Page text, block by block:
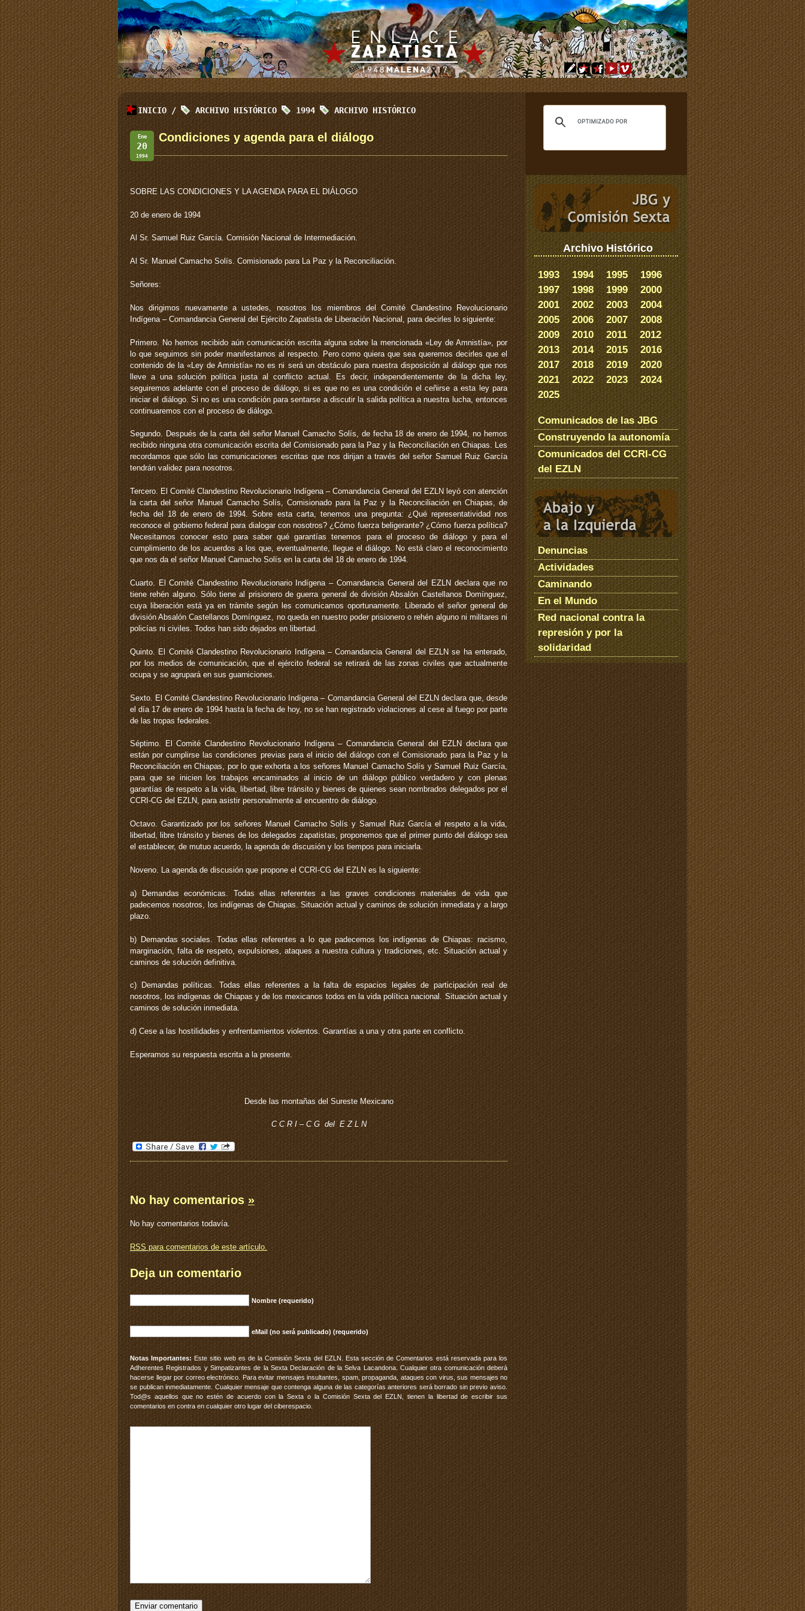
INICIO / ARCHIVO HISTÓRICO 1994 ARCHIVO HISTÓRICO
Ene
20
1994
Condiciones y agenda para el diálogo
SOBRE LAS CONDICIONES Y LA AGENDA PARA EL DIÁLOGO
20 de enero de 1994
Al Sr. Samuel Ruiz García. Comisión Nacional de Intermediación.
Al Sr. Manuel Camacho Solís. Comisionado para La Paz y la Reconciliación.
Señores:
Nos dirigimos nuevamente a ustedes, nosotros los miembros del Comité Clandestino Revolucionario
Indígena – Comandancia General del Ejército Zapatista de Liberación Nacional, para decirles lo siguiente:
Primero. No hemos recibido aún comunicación escrita alguna sobre la mencionada «Ley de Amnistía», por
lo que seguimos sin poder manifestarnos al respecto. Pero como quiera que sea queremos decirles que el
contenido de la «Ley de Amnistía» no es ni será un obstáculo para nuestra disposición al diálogo que nos
lleve a una solución política justa al conflicto actual. Es decir, independientemente de la dicha ley,
seguiremos adelante con el proceso de diálogo, si es que no es una condición el ceñirse a esta ley para
iniciar el diálogo. Si no es una condición para sentarse a discutir la salida política a nuestra lucha, entonces
continuaremos con el proceso de diálogo.
Segundo. Después de la carta del señor Manuel Camacho Solís, de fecha 18 de enero de 1994, no hemos
recibido ninguna otra comunicación escrita del Comisionado para la Paz y la Reconciliación en Chiapas. Les
recordamos que sólo las comunicaciones escritas que nos dirijan a través del señor Samuel Ruiz García
tendrán validez para nosotros.
Tercero. El Comité Clandestino Revolucionario Indígena – Comandancia General del EZLN leyó con atención
la carta del señor Manuel Camacho Solís, Comisionado para la Paz y la Reconciliación en Chiapas, de
fecha del 18 de enero de 1994. Sobre esta carta, tenemos una pregunta: ¿Qué representatividad nos
reconoce el gobierno federal para dialogar con nosotros? ¿Cómo fuerza beligerante? ¿Cómo fuerza política?
Necesitamos conocer esto para saber qué garantías tenemos para el proceso de diálogo y para el
cumplimiento de los acuerdos a los que, eventualmente, llegue el diálogo. No está claro el reconocimiento
que nos da el señor Manuel Camacho Solís en la carta del 18 de enero de 1994.
Cuarto. El Comité Clandestino Revolucionario Indígena – Comandancia General del EZLN declara que no
tiene rehén alguno. Sólo tiene al prisionero de guerra general de división Absalón Castellanos Domínguez,
cuya liberación está ya en trámite según les comunicamos oportunamente. Liberado el señor general de
división Absalón Castellanos Domínguez, no queda en nuestro poder prisionero o rehén alguno ni militares ni
policías ni civiles. Todos han sido dejados en libertad.
Quinto. El Comité Clandestino Revolucionario Indígena – Comandancia General del EZLN se ha enterado,
por los medios de comunicación, que el ejército federal se retirará de las zonas civiles que actualmente
ocupa y se agrupará en sus guarniciones.
Sexto. El Comité Clandestino Revolucionario Indígena – Comandancia General del EZLN declara que, desde
el día 17 de enero de 1994 hasta la fecha de hoy, no se han registrado violaciones al cese al fuego por parte
de las tropas federales.
Séptimo. El Comité Clandestino Revolucionario Indígena – Comandancia General del EZLN declara que
están por cumplirse las condiciones previas para el inicio del diálogo con el Comisionado para la Paz y la
Reconciliación en Chiapas, por lo que exhorta a los señores Manuel Camacho Solís y Samuel Ruiz García,
para que se inicien los trabajos encaminados al inicio de un diálogo público verdadero y con plenas
garantías de respeto a la vida, libertad, libre tránsito y bienes de quienes sean nombrados delegados por el
CCRI-CG del EZLN, para asistir personalmente al encuentro de diálogo.
Octavo. Garantizado por los señores Manuel Camacho Solís y Samuel Ruiz García el respeto a la vida,
libertad, libre tránsito y bienes de los delegados zapatistas, proponemos que el primer punto del diálogo sea
el establecer, de mutuo acuerdo, la agenda de discusión y los tiempos para iniciarla.
Noveno. La agenda de discusión que propone el CCRI-CG del EZLN es la siguiente:
a) Demandas económicas. Todas ellas referentes a las graves condiciones materiales de vida que
padecemos nosotros, los indígenas de Chiapas. Situación actual y caminos de solución inmediata y a largo
plazo.
b) Demandas sociales. Todas ellas referentes a lo que padecemos los indígenas de Chiapas: racismo,
marginación, falta de respeto, expulsiones, ataques a nuestra cultura y tradiciones, etc. Situación actual y
caminos de solución definitiva.
c) Demandas políticas. Todas ellas referentes a la falta de espacios legales de participación real de
nosotros, los indígenas de Chiapas y de los mexicanos todos en la vida política nacional. Situación actual y
caminos de solución inmediata.
d) Cese a las hostilidades y enfrentamientos violentos. Garantías a una y otra parte en conflicto.
Esperamos su respuesta escrita a la presente.
Desde las montañas del Sureste Mexicano
C C R I – C G del E Z L N
No hay comentarios »
No hay comentarios todavía.
RSS para comentarios de este artículo.
Deja un comentario
Nombre (requerido)
eMail (no será publicado) (requerido)
Notas Importantes: Este sitio web es de la Comisión Sexta del EZLN. Esta sección de Comentarios está reservada para los
Adherentes Registrados y Simpatizantes de la Sexta Declaración de la Selva Lacandona. Cualquier otra comunicación deberá
hacerse llegar por correo electrónico. Para evitar mensajes insultantes, spam, propaganda, ataques con virus, sus mensajes no
se publican inmediatamente. Cualquier mensaje que contenga alguna de las categorías anteriores será borrado sin previo aviso.
Tod@s aquellos que no estén de acuerdo con la Sexta o la Comisión Sexta del EZLN, tienen la libertad de escribir sus
comentarios en contra en cualquier otro lugar del ciberespacio.
Archivo Histórico
1993 1994 1995
1996
1997
1998 1999
2000
2001
2002 2003
2004
2005
2006 2007
2008
2009
2010 2011
2012
2013
2014 2015
2016
2017
2018 2019
2020
2021
2022 2023
2024
2025
Comunicados de las JBG
Construyendo la autonomía
Comunicados del CCRI-CG
del EZLN
Denuncias
Actividades
Caminando
En el Mundo
Red nacional contra la
represión y por la
solidaridad